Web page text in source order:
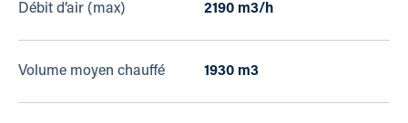
Débit d’air (max) 2190 m3/h
Volume moyen chauffé 1930 m3